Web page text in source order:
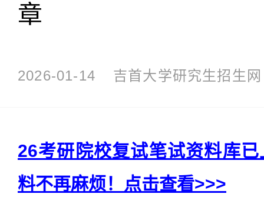
章
2026-01-14 吉首大学研究生招生网
26考研院校复试笔试资料库
料不再麻烦！点击查看>>>